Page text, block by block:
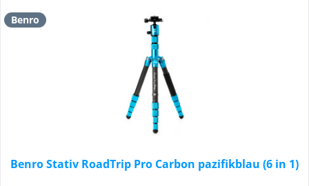
Benro
Benro Stativ RoadTrip Pro Carbon pazifikblau (6 in 1)